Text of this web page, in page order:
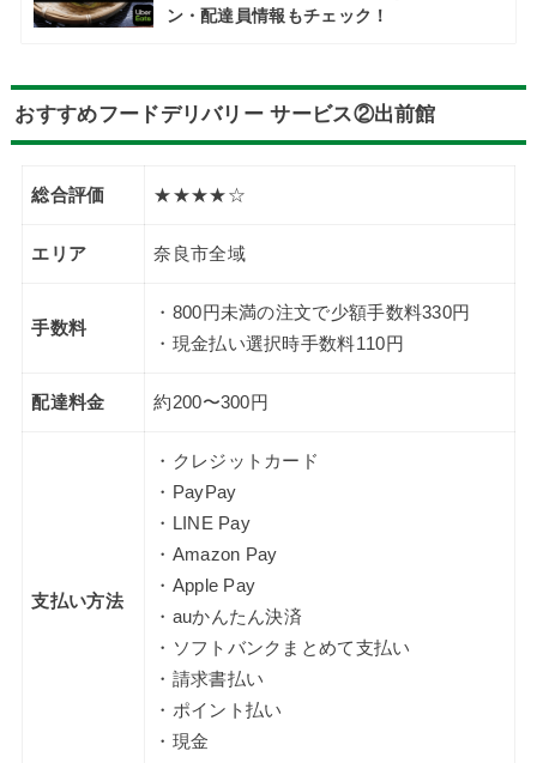
ン・配達員情報もチェック！
おすすめフードデリバリー サービス②出前館
総合評価 ★★★★☆
エリア 奈良市全域
手数料
・800円未満の注文で少額手数料330円
・現金払い選択時手数料110円
配達料金 約200〜300円
支払い方法
・クレジットカード
・PayPay
・LINE Pay
・Amazon Pay
・Apple Pay
・auかんたん決済
・ソフトバンクまとめて支払い
・請求書払い
・ポイント払い
・現金